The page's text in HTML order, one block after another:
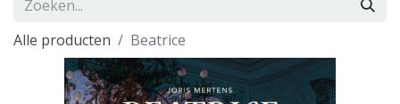
Alle producten Beatrice